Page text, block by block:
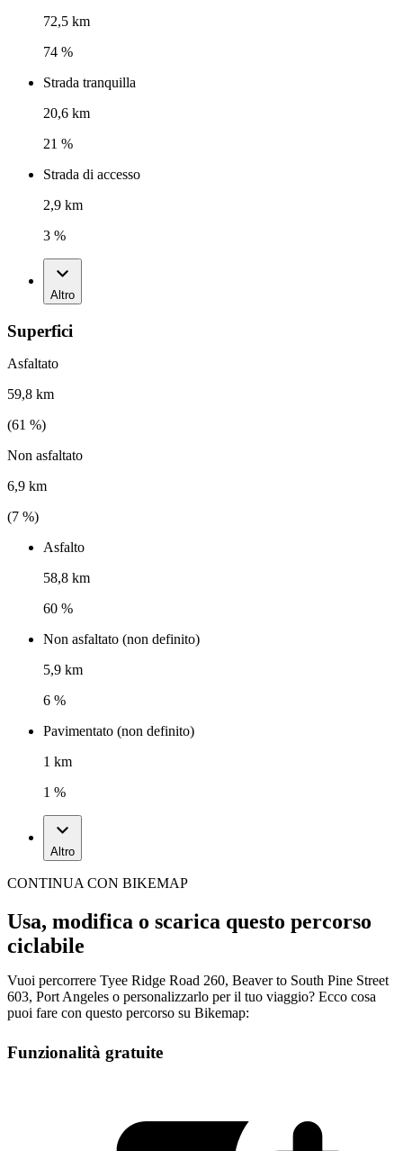
72,5 km
74 %
Strada tranquilla
20,6 km
21 %
Strada di accesso
2,9 km
3 %
Altro
Superfici
Asfaltato
59,8 km
(61 %)
Non asfaltato
6,9 km
(7 %)
Asfalto
58,8 km
60 %
Non asfaltato (non definito)
5,9 km
6 %
Pavimentato (non definito)
1 km
1 %
Altro
CONTINUA CON BIKEMAP
Usa, modifica o scarica questo percorso
ciclabile
Vuoi percorrere Tyee Ridge Road 260, Beaver to South Pine Street
603, Port Angeles o personalizzarlo per il tuo viaggio? Ecco cosa
puoi fare con questo percorso su Bikemap:
Funzionalità gratuite